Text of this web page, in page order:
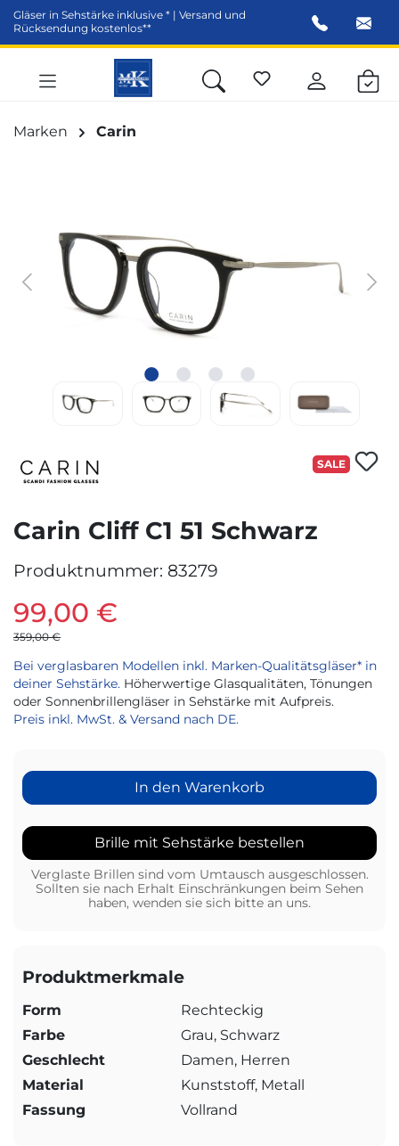
springen
Gläser in Sehstärke inklusive * | Versand und
Rücksendung kostenlos**
Marken Carin
SALE
Carin Cliff C1 51 Schwarz
Produktnummer: 83279
99,00 €
359,00 €
Bei verglasbaren Modellen inkl. Marken-Qualitätsgläser* in
deiner Sehstärke. Höherwertige Glasqualitäten, Tönungen
oder Sonnenbrillengläser in Sehstärke mit Aufpreis.
Preis inkl. MwSt. & Versand nach DE.
In den Warenkorb
Brille mit Sehstärke bestellen
Verglaste Brillen sind vom Umtausch ausgeschlossen.
Sollten sie nach Erhalt Einschränkungen beim Sehen
haben, wenden sie sich bitte an uns.
Produktmerkmale
Form
Rechteckig
Farbe
Grau, Schwarz
Geschlecht
Damen, Herren
Material
Kunststoff, Metall
Fassung
Vollrand